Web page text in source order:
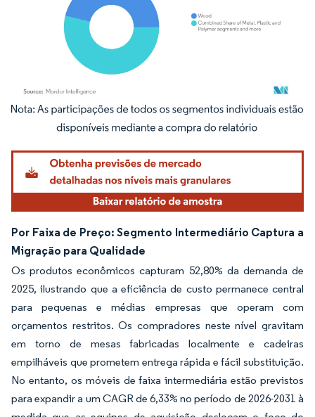
Imagem © Mordor Intelligence. O reuso requer atribuição conforme CC BY 4.0.
Por Faixa de Preço: Segmento Intermediário Captura a
Migração para Qualidade
Os produtos econômicos capturam 52,80% da demanda de
2025, ilustrando que a eficiência de custo permanece central
para pequenas e médias empresas que operam com
orçamentos restritos. Os compradores neste nível gravitam
em torno de mesas fabricadas localmente e cadeiras
empilháveis que prometem entrega rápida e fácil substituição.
No entanto, os móveis de faixa intermediária estão previstos
para expandir a um CAGR de 6,33% no período de 2026-2031 à